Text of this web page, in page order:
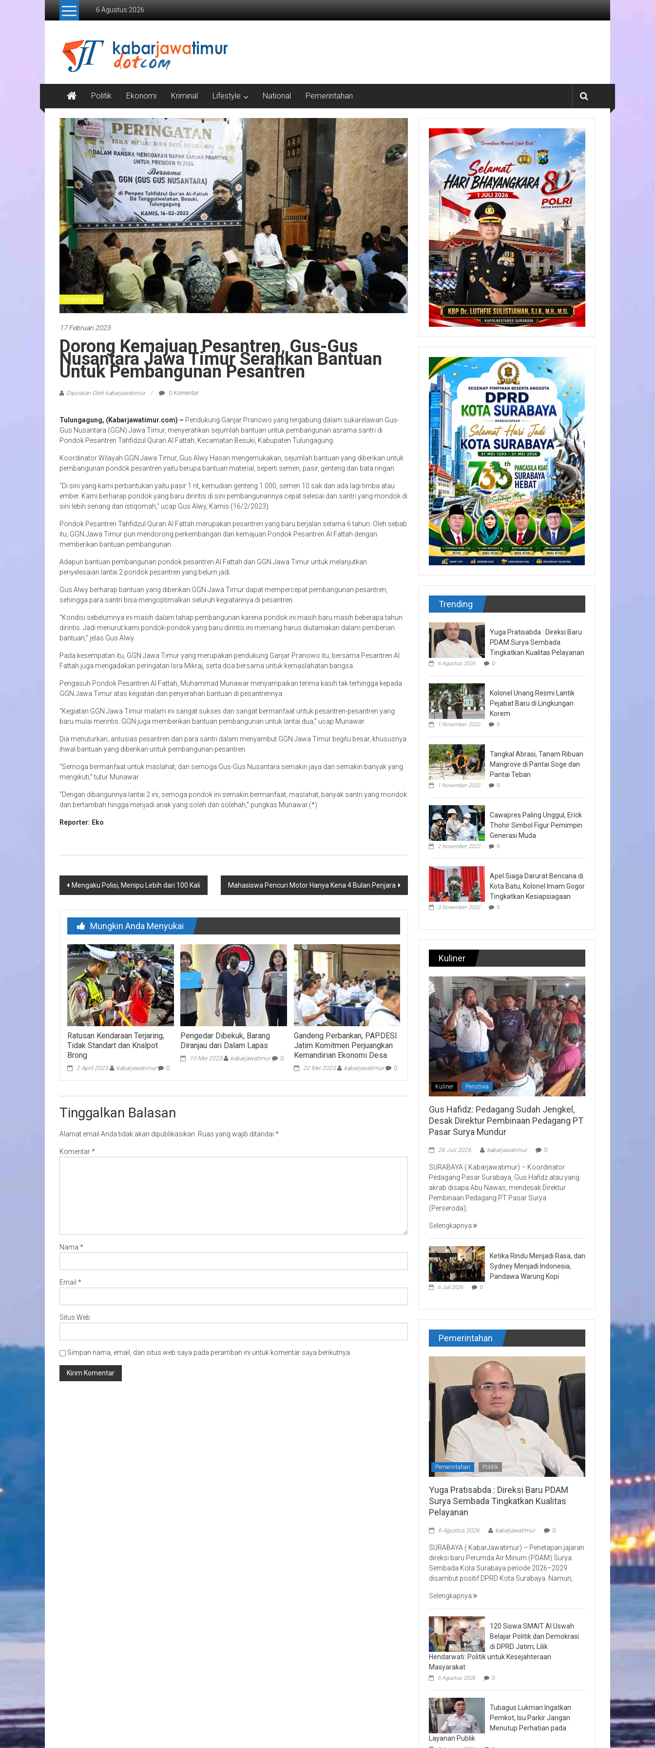
Lompat
6 Agustus 2026
Kabar
Jawa
Timur
Media
Online
Jawa
Timur
Politik Ekonomi Kriminal Lifestyle National Pemerintahan
Uncategorized
17 Februari 2023
Dorong Kemajuan Pesantren, Gus-Gus
Nusantara Jawa Timur Serahkan Bantuan
Untuk Pembangunan Pesantren
Diposkan Oleh:kabarjawatimur 0 Komentar
Tulungagung, (Kabarjawatimur.com) – Pendukung Ganjar Pranowo yang tergabung dalam sukarelawan Gus-
Gus Nusantara (GGN) Jawa Timur, menyerahkan sejumlah bantuan untuk pembangunan asrama santri di
Pondok Pesantren Tahfidzul Quran Al Fattah, Kecamatan Besuki, Kabupaten Tulungagung.
Koordinator Wilayah GGN Jawa Timur, Gus Alwy Hasan mengemukakan, sejumlah bantuan yang diberikan untuk
pembangunan pondok pesantren yaitu berupa bantuan material, seperti semen, pasir, genteng dan bata ringan.
“Di sini yang kami perbantukan yaitu pasir 1 rit, kemudian genteng 1.000, semen 10 sak dan ada lagi timba atau
ember. Kami berharap pondok yang baru dirintis di sini pembangunannya cepat selesai dan santri yang mondok di
sini lebih senang dan istiqomah,” ucap Gus Alwy, Kamis (16/2/2023).
Pondok Pesantren Tahfidzul Quran Al Fattah merupakan pesantren yang baru berjalan selama 6 tahun. Oleh sebab
itu, GGN Jawa Timur pun mendorong perkembangan dan kemajuan Pondok Pesantren Al Fattah dengan
memberikan bantuan pembangunan.
Adapun bantuan pembangunan pondok pesantren Al Fattah dari GGN Jawa Timur untuk melanjutkan
penyelesaian lantai 2 pondok pesantren yang belum jadi.
Gus Alwy berharap bantuan yang diberikan GGN Jawa Timur dapat mempercepat pembangunan pesantren,
sehingga para santri bisa mengoptimalkan seluruh kegiatannya di pesantren.
“Kondisi sebelumnya ini masih dalam tahap pembangunan karena pondok ini masih baru masih beberapa tahun
dirintis. Jadi menurut kami pondok-pondok yang baru dirintis ini memang harus diutamakan dalam pemberian
bantuan,” jelas Gus Alwy.
Pada kesempatan itu, GGN Jawa Timur yang merupakan pendukung Ganjar Pranowo itu, bersama Pesantren Al
Fattah juga mengadakan peringatan Isra Mikraj, serta doa bersama untuk kemaslahatan bangsa.
Pengasuh Pondok Pesantren Al Fattah, Muhammad Munawar menyampaikan terima kasih tak terhingga kepada
GGN Jawa Timur atas kegiatan dan penyerahan bantuan di pesantrennya.
“Kegiatan GGN Jawa Timur malam ini sangat sukses dan sangat bermanfaat untuk pesantren-pesantren yang
baru mulai merintis. GGN juga memberikan bantuan pembangunan untuk lantai dua,” ucap Munawar.
Dia menuturkan, antusias pesantren dan para santri dalam menyambut GGN Jawa Timur begitu besar, khususnya
ihwal bantuan yang diberikan untuk pembangunan pesantren.
“Semoga bermanfaat untuk maslahat, dan semoga Gus-Gus Nusantara semakin jaya dan semakin banyak yang
mengikuti,” tutur Munawar.
“Dengan dibangunnya lantai 2 ini, semoga pondok ini semakin bermanfaat, maslahat, banyak santri yang mondok
dan bertambah hingga menjadi anak yang soleh dan solehah,” pungkas Munawar.(*)
Reporter: Eko
Navigasi
Mengaku Polisi, Menipu Lebih dari 100 Kali Mahasiswa Pencuri Motor Hanya Kena 4 Bulan Penjara
Mungkin Anda Menyukai
Ratusan Kendaraan Terjaring,
Tidak Standart dan Knalpot
Brong
2 April 2023 kabarjawatimur 0
Pengedar Dibekuk, Barang
Diranjau dari Dalam Lapas
10 Mei 2023 kabarjawatimur 0
Gandeng Perbankan, PAPDESI
Jatim Komitmen Perjuangkan
Kemandirian Ekonomi Desa
22 Mei 2023 kabarjawatimur 0
Tinggalkan Balasan
Alamat email Anda tidak akan dipublikasikan. Ruas yang wajib ditandai *
Komentar*
Nama *
Email *
Situs Web
Simpan nama, email, dan situs web saya pada peramban ini untuk komentar saya berikutnya.
Trending
Yuga Pratisabda : Direksi Baru
PDAM Surya Sembada
Tingkatkan Kualitas Pelayanan
6 Agustus 2026 0
Kolonel Unang Resmi Lantik
Pejabat Baru di Lingkungan
Korem
1 November 2022 0
Tangkal Abrasi, Tanam Ribuan
Mangrove di Pantai Soge dan
Pantai Teban
1 November 2022 0
Cawapres Paling Unggul, Erick
Thohir Simbol Figur Pemimpin
Generasi Muda
2 November 2022 0
Apel Siaga Darurat Bencana di
Kota Batu, Kolonel Imam Gogor
Tingkatkan Kesiapsiagaan
3 November 2022 0
Kuliner
Kuliner Peristiwa
Gus Hafidz: Pedagang Sudah Jengkel,
Desak Direktur Pembinaan Pedagang PT
Pasar Surya Mundur
26 Juli 2026 kabarjawatimur 0
SURABAYA ( Kabarjawatimur) – Koordinator
Pedagang Pasar Surabaya, Gus Hafidz atau yang
akrab disapa Abu Nawas, mendesak Direktur
Pembinaan Pedagang PT Pasar Surya
(Perseroda),
Selengkapnya
Ketika Rindu Menjadi Rasa, dan
Sydney Menjadi Indonesia,
Pandawa Warung Kopi
6 Juli 2026 0
Pemerintahan
Pemerintahan Politik
Yuga Pratisabda : Direksi Baru PDAM
Surya Sembada Tingkatkan Kualitas
Pelayanan
6 Agustus 2026 kabarjawatimur 0
SURABAYA ( KabarJawatimur) – Penetapan jajaran
direksi baru Perumda Air Minum (PDAM) Surya
Sembada Kota Surabaya periode 2026–2029
disambut positif DPRD Kota Surabaya. Namun,
Selengkapnya
120 Siswa SMAIT Al Uswah
Belajar Politik dan Demokrasi
di DPRD Jatim, Lilik
Hendarwati: Politik untuk Kesejahteraan
Masyarakat
5 Agustus 2026 0
Tubagus Lukman Ingatkan
Pemkot, Isu Parkir Jangan
Menutup Perhatian pada
Layanan Publik